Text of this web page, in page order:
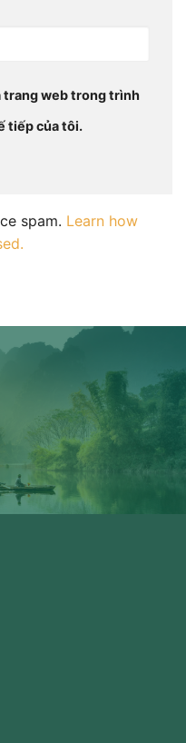
trang web trong trình
tiếp của tôi.
spam. Learn how